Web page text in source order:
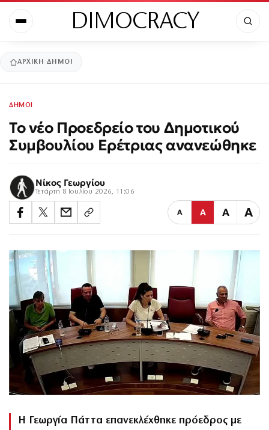
DIMOCRACY
ΑΡΧΙΚΉ ΔΗΜΟΙ
ΔΗΜΟΙ
Το νέο Προεδρείο του Δημοτικού
Συμβουλίου Ερέτριας ανανεώθηκε
Νίκος Γεωργίου
Τετάρτη 8 Ιουλίου 2026, 11:06
Α Α Α Α
Η Γεωργία Πάττα επανεκλέχθηκε πρόεδρος με